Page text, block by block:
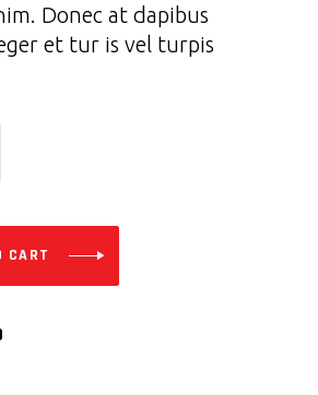
Donec at dapibus
et tur is vel turpis
CART